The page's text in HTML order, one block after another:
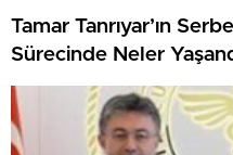
Tamar Tanrıyar’ın
Sürecinde Neler